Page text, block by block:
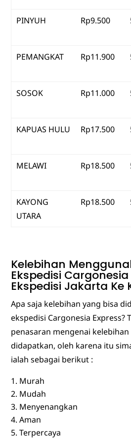
PINYUH Rp9.500
PEMANGKAT Rp11.900
SOSOK Rp11.000
KAPUAS HULU Rp17.500
MELAWI Rp18.500
KAYONG
UTARA
Rp18.500
Kelebihan
Ekspedisi
Ekspedisi Jakarta Ke
Apa saja kelebihan yang bisa
ekspedisi Cargonesia Express?
penasaran mengenai kelebihan
didapatkan, oleh karena itu
ialah sebagai berikut :
Murah
Mudah
Menyenangkan
Aman
Terpercaya